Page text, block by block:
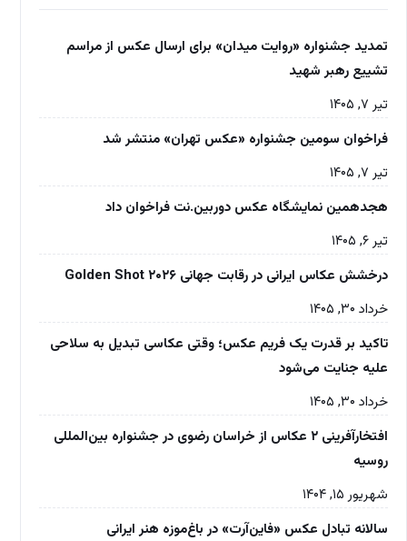
تمدید جشنواره «روایت میدان» برای ارسال عکس از مراسم
تشییع رهبر شهید
تیر ۷, ۱۴۰۵
فراخوان سومین جشنواره «عکس تهران» منتشر شد
تیر ۷, ۱۴۰۵
هجدهمین نمایشگاه عکس دوربین.نت فراخوان داد
تیر ۶, ۱۴۰۵
درخشش عکاس ایرانی در رقابت جهانی Golden Shot ۲۰۲۶
خرداد ۳۰, ۱۴۰۵
تاکید بر قدرت یک فریم عکس؛ وقتی عکاسی تبدیل به سلاحی
علیه جنایت می‌شود
خرداد ۳۰, ۱۴۰۵
افتخارآفرینی ۲ عکاس از خراسان رضوی در جشنواره بین‌المللی
روسیه
شهریور ۱۵, ۱۴۰۴
سالانه تبادل عکس «فاین‌آرت» در باغ‌موزه‌ هنر ایرانی